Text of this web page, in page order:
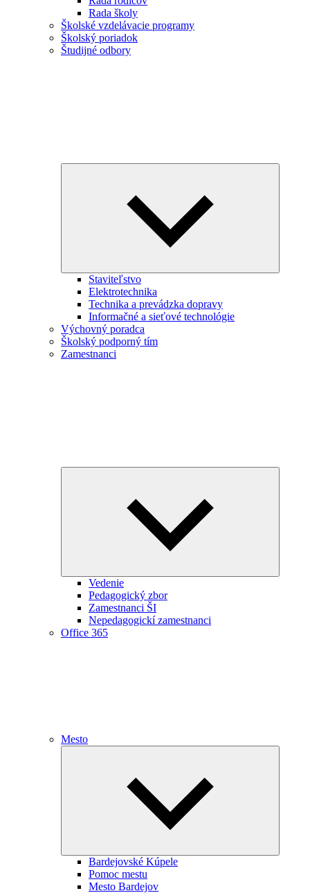
Rada školy
Školské vzdelávacie programy
Školský poriadok
Študijné odbory
Staviteľstvo
Elektrotechnika
Technika a prevádzka dopravy
Informačné a sieťové technológie
Výchovný poradca
Školský podporný tím
Zamestnanci
Vedenie
Pedagogický zbor
Zamestnanci ŠI
Nepedagogickí zamestnanci
Office 365
Mesto
Bardejovské Kúpele
Pomoc mestu
Mesto Bardejov